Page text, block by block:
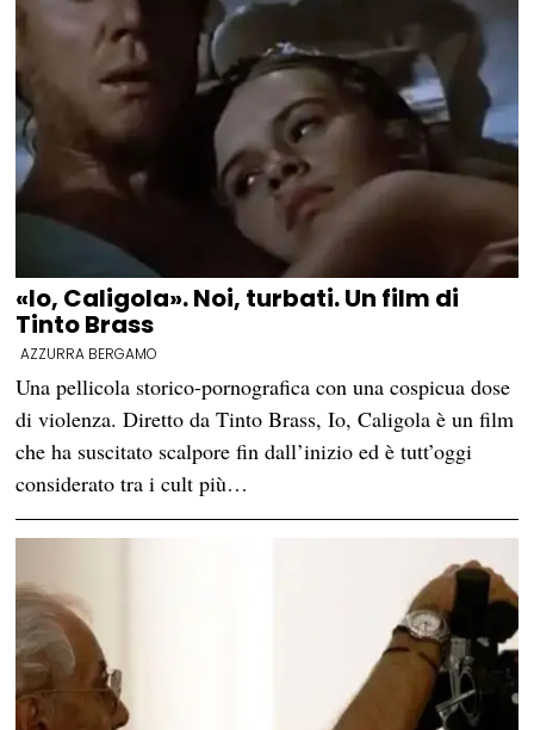
«Io, Caligola». Noi, turbati. Un film di
Tinto Brass
AZZURRA BERGAMO
Una pellicola storico-pornografica con una cospicua dose
di violenza. Diretto da Tinto Brass, Io, Caligola è un film
che ha suscitato scalpore fin dall’inizio ed è tutt’oggi
considerato tra i cult più…